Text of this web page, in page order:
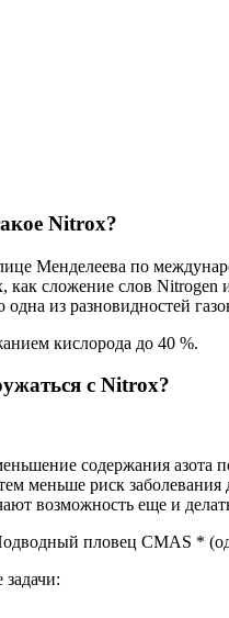
Nitrox?
Менделеева по
сложение слов
одна из разновидностей
кислорода до 40 %.
с Nitrox?
содержания азота
меньше риск
возможность еще и
пловец CMAS *